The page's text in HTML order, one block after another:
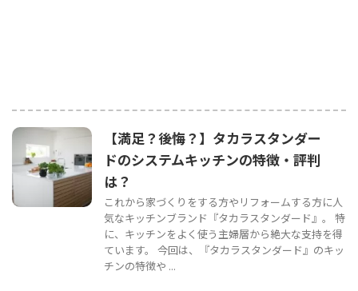
【満足？後悔？】タカラスタンダー
ドのシステムキッチンの特徴・評判
は？
これから家づくりをする方やリフォームする方に人
気なキッチンブランド『タカラスタンダード』。 特
に、キッチンをよく使う主婦層から絶大な支持を得
ています。 今回は、『タカラスタンダード』のキッ
チンの特徴や ...